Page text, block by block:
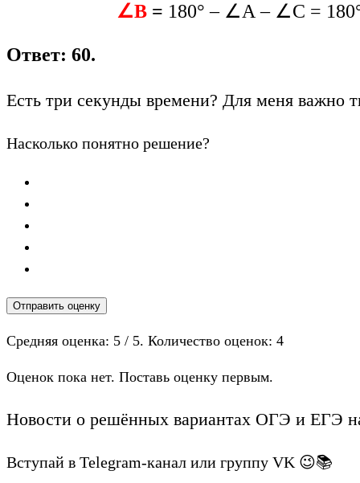
∠В= 180° – ∠А – ∠С =
Ответ: 60.
Есть три секунды времени? Для меня важно
Насколько понятно решение?
Отправить оценку
Средняя оценка: 5 / 5. Количество оценок: 4
Оценок пока нет. Поставь оценку первым.
Новости о решённых вариантах ОГЭ и ЕГЭ
Вступай в Telegram-канал или группу VK 😉📚